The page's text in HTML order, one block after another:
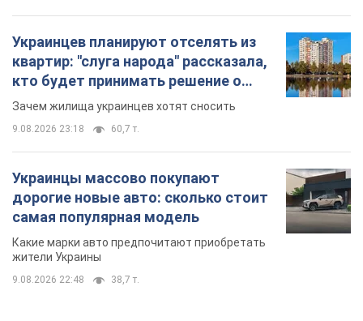
Украинцев планируют отселять из
квартир: "слуга народа" рассказала,
кто будет принимать решение о
сносе домов
Зачем жилища украинцев хотят сносить
9.08.2026 23:18 60,7 т.
Украинцы массово покупают
дорогие новые авто: сколько стоит
самая популярная модель
Какие марки авто предпочитают приобретать
жители Украины
9.08.2026 22:48 38,7 т.